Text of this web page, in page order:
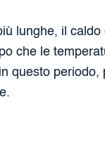
lunghe, il
che le
questo